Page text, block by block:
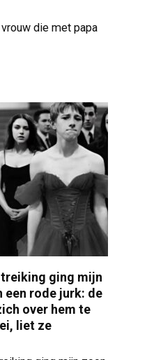
vrouw die met papa
ging mijn
een rode jurk: de
over hem te
liet ze